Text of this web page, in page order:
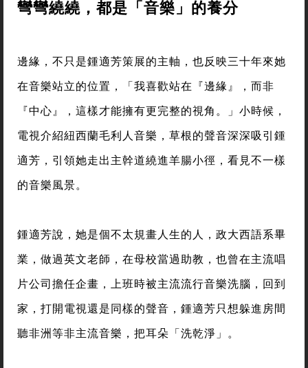
彎彎繞繞，都是「音樂」的養分
邊緣，不只是鍾適芳策展的主軸，也反映三十年來她
在音樂站立的位置，「我喜歡站在『邊緣』，而非
『中心』，這樣才能擁有更完整的視角。」小時候，
電視介紹紐西蘭毛利人音樂，草根的聲音深深吸引鍾
適芳，引領她走出主幹道繞進羊腸小徑，看見不一樣
的音樂風景。
鍾適芳說，她是個不太規畫人生的人，政大西語系畢
業，做過英文老師，在母校當過助教，也曾在主流唱
片公司擔任企畫，上班時被主流流行音樂洗腦，回到
家，打開電視還是同樣的聲音，鍾適芳只想躲進房間
聽非洲等非主流音樂，把耳朵「洗乾淨」。